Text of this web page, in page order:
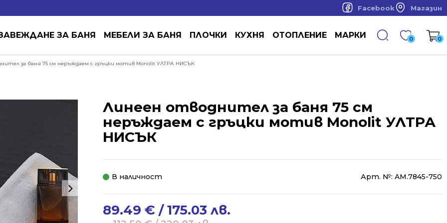
Facebook Магазин
ЗА БАНЯ МЕБЕЛИ ЗА БАНЯ ПЛОЧКИ КУХНЯ ОТОПЛЕНИЕ МАРКИ 0 0
за баня 75 см неръждаем с гръцки мотив Monolit УЛТРА НИСЪК
Линеен отводнител за баня 75 см
неръждаем с гръцки мотив Monolit УЛТРА
НИСЪК
В наличност Арт. №: AM.7845-750
Original
89.49 € / 175.03 лв.
Current